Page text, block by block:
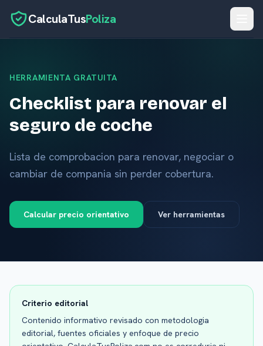
CalculaTusPoliza
Calculadora
Seguros por caso
Herramientas
Blog
HERRAMIENTA GRATUITA
Checklist para renovar el
seguro de coche
Lista de comprobacion para renovar, negociar o
cambiar de compania sin perder cobertura.
Calcular precio orientativo Ver herramientas
Criterio editorial
Contenido informativo revisado con metodologia
editorial, fuentes oficiales y enfoque de precio